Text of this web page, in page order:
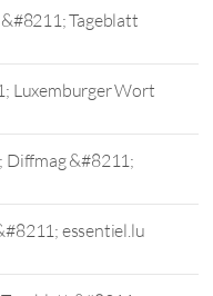
Tageblatt
Luxemburger Wort
Diffmag &#8211;
essentiel.lu